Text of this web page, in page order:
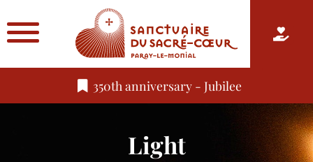
350th anniversary - Jubilee
Light